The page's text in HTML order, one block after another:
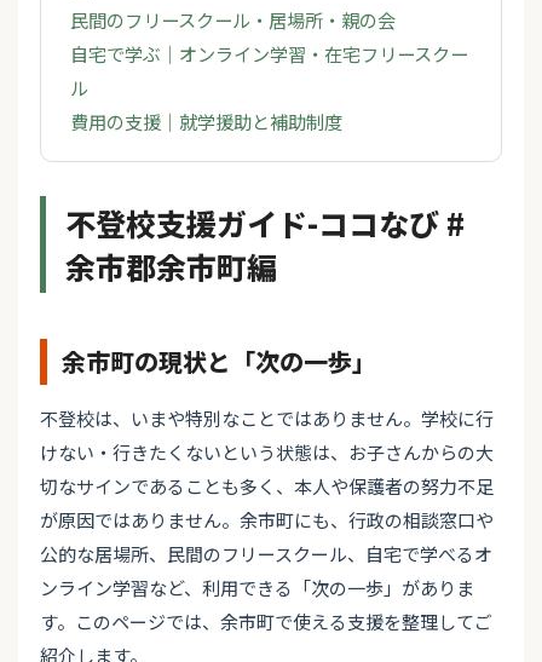
民間のフリースクール・居場所・親の会
自宅で学ぶ｜オンライン学習・在宅フリースクー
ル
費用の支援｜就学援助と補助制度
不登校支援ガイド-ココなび #
余市郡余市町編
余市町の現状と「次の一歩」
不登校は、いまや特別なことではありません。学校に行
けない・行きたくないという状態は、お子さんからの大
切なサインであることも多く、本人や保護者の努力不足
が原因ではありません。余市町にも、行政の相談窓口や
公的な居場所、民間のフリースクール、自宅で学べるオ
ンライン学習など、利用できる「次の一歩」がありま
す。このページでは、余市町で使える支援を整理してご
紹介します。